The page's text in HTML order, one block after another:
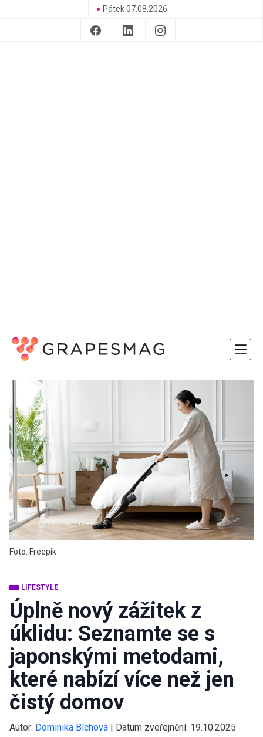
Pátek 07.08.2026
Foto: Freepik
LIFESTYLE
Úplně nový zážitek z
úklidu: Seznamte se s
japonskými metodami,
které nabízí více než jen
čistý domov
Autor: Dominika Blchová | Datum zveřejnění: 19.10.2025